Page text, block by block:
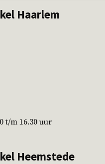
Haarlem
t/m 16.30 uur
Heemstede